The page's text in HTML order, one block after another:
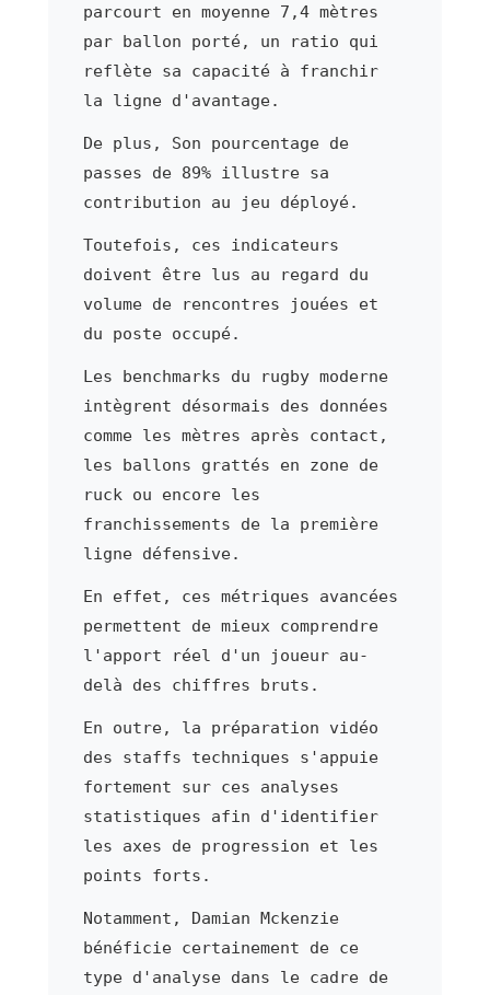
parcourt en moyenne 7,4 mètres
par ballon porté, un ratio qui
reflète sa capacité à franchir
la ligne d'avantage.
De plus, Son pourcentage de
passes de 89% illustre sa
contribution au jeu déployé.
Toutefois, ces indicateurs
doivent être lus au regard du
volume de rencontres jouées et
du poste occupé.
Les benchmarks du rugby moderne
intègrent désormais des données
comme les mètres après contact,
les ballons grattés en zone de
ruck ou encore les
franchissements de la première
ligne défensive.
En effet, ces métriques avancées
permettent de mieux comprendre
l'apport réel d'un joueur au-
delà des chiffres bruts.
En outre, la préparation vidéo
des staffs techniques s'appuie
fortement sur ces analyses
statistiques afin d'identifier
les axes de progression et les
points forts.
Notamment, Damian Mckenzie
bénéficie certainement de ce
type d'analyse dans le cadre de